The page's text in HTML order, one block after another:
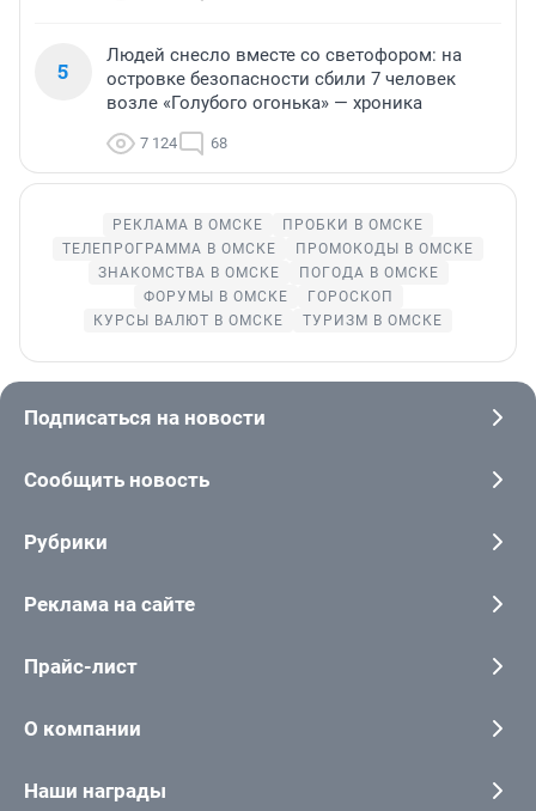
5
Людей снесло вместе со светофором: на
островке безопасности сбили 7 человек
возле «Голубого огонька» — хроника
7 124 68
РЕКЛАМА В ОМСКЕ
ПРОБКИ В ОМСКЕ
ТЕЛЕПРОГРАММА В ОМСКЕ
ПРОМОКОДЫ В ОМСКЕ
ЗНАКОМСТВА В ОМСКЕ
ПОГОДА В ОМСКЕ
ФОРУМЫ В ОМСКЕ
ГОРОСКОП
КУРСЫ ВАЛЮТ В ОМСКЕ
ТУРИЗМ В ОМСКЕ
Подписаться на новости
Сообщить новость
Рубрики
Реклама на сайте
Прайс-лист
О компании
Наши награды